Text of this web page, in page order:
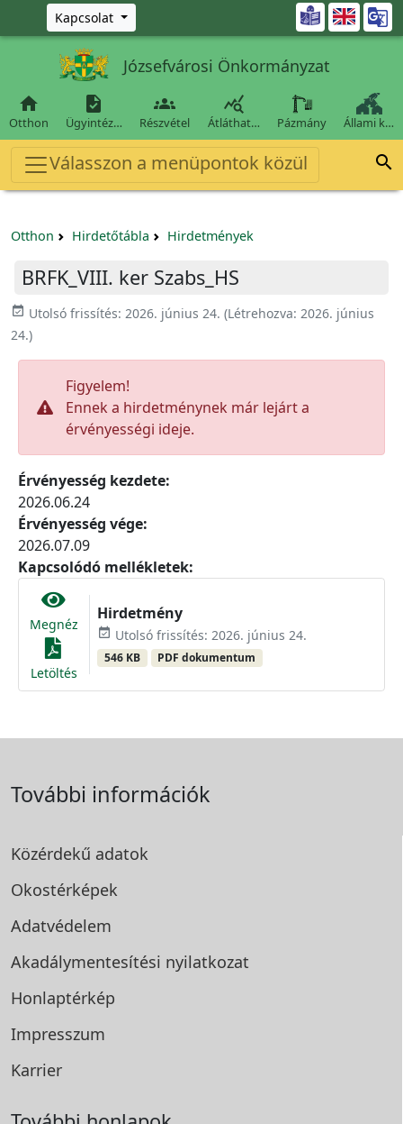
Ugrás a fő tartalomra
Kapcsolat 
Józsefvárosi Önkormányzat

Otthon

Ügyintéz…

Részvétel

Átláthat… Pázmány Állami k…
Válasszon a menüpontok közül 
Otthon Hirdetőtábla Hirdetmények
BRFK_VIII. ker Szabs_HS
event_available Utolsó frissítés: 2026. június 24. (Létrehozva: 2026. június
24.)
Figyelem!
Ennek a hirdetménynek már lejárt a
érvényességi ideje.
Érvényesség kezdete:
2026.06.24
Érvényesség vége:
2026.07.09
Kapcsolódó mellékletek:
Megnéz
Letöltés
Hirdetmény
event_available Utolsó frissítés: 2026. június 24.
546 KB PDF dokumentum
További információk
Közérdekű adatok
Okostérképek
Adatvédelem
Akadálymentesítési nyilatkozat
Honlaptérkép
Impresszum
Karrier